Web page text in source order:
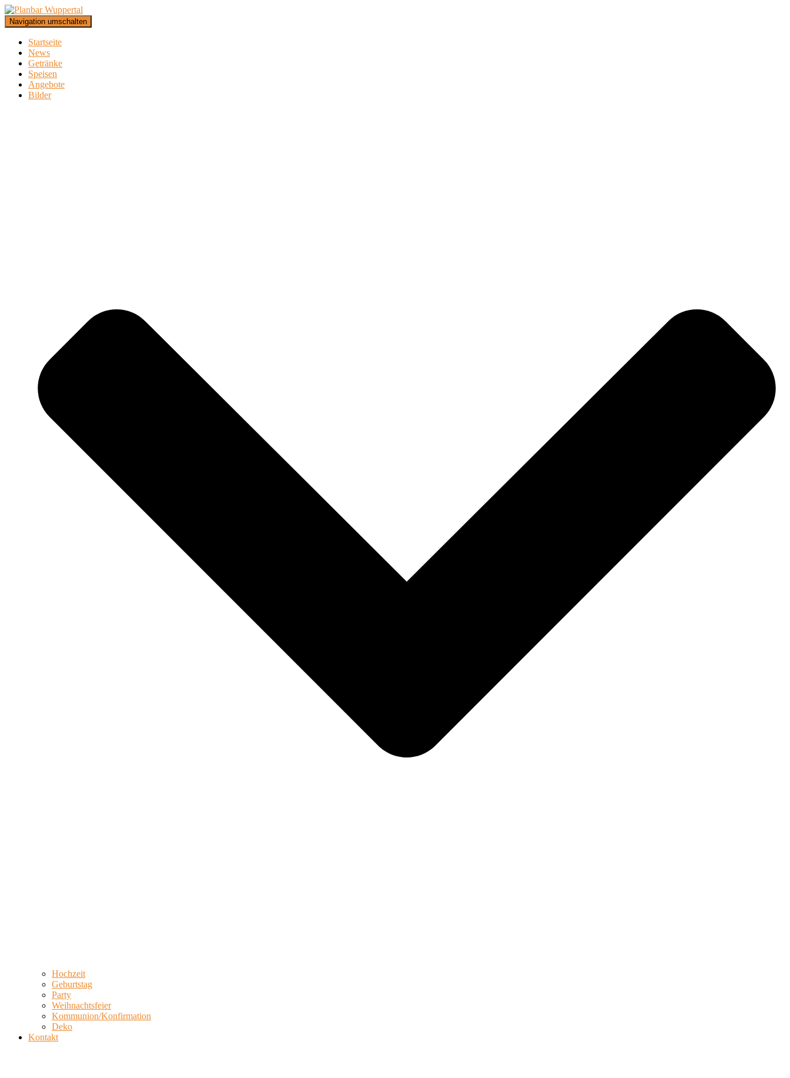
Navigation umschalten
Startseite
News
Getränke
Speisen
Angebote
Bilder
Hochzeit
Geburtstag
Party
Weihnachtsfeier
Kommunion/Konfirmation
Deko
Kontakt